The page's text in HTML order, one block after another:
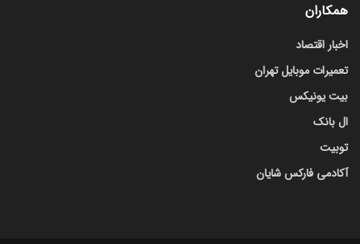
همکاران
اخبار اقتصاد
تعمیرات موبایل تهران
بیت یونیکس
ال بانک
توبیت
آکادمی فارکس شایان